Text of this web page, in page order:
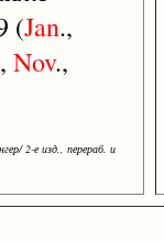
(Jan.,
Nov.,
2-е изд., перераб. и